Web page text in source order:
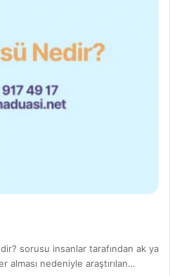
sorusu insanlar tarafından ak ya
alması nedeniyle araştırılan…